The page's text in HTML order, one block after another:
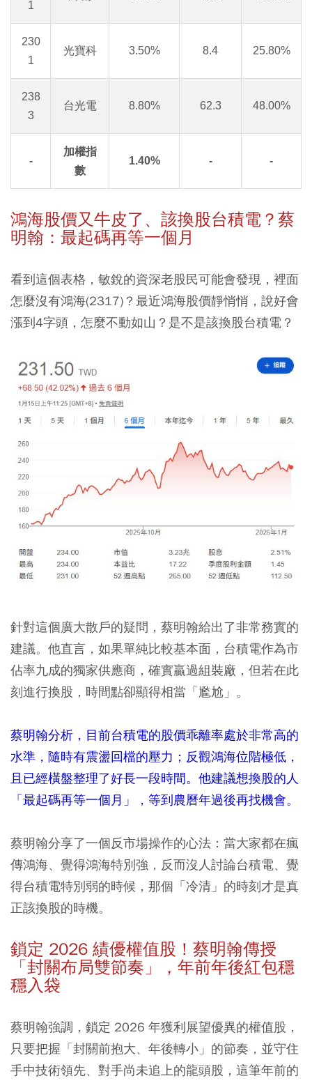
1
230
1
光寶科 3.50% 8.4 25.80%
238
3
台光電 8.80% 62.3 48.00%
-
加權指
數
1.40% - -
鴻海股價又牛皮了、該換股台積電？蔡
明翰：最起碼再等一個月
看到這個表格，敏銳的資深老股民可能會發現，裡面
怎麼沒有鴻海(2317)？最近鴻海股價靜悄悄，說好會
漲到4字頭，怎麼不動如山？是不是該換股台積電？
針對這個廣大散戶的疑問，蔡明翰給出了非常務實的
建議。他直言，如果單純比較基本面，台積電作為市
佔率九成的獨家供應商，確實贏過組裝廠，但若在此
刻進行換股，時間點卻顯得相當「尷尬」。
蔡明翰分析，目前台積電的股價乖離率處於非常高的
水準，隨時有震盪回檔的壓力；反觀鴻海位階極低，
且已經橫盤整理了好長一段時間。他建議想換股的人
「最起碼再等一個月」，等到農曆年過後再找機會。
蔡明翰分享了一個反市場操作的心法：當大家都在瘋
傳鴻海、覺得鴻海特別強，反而沒人討論台積電、覺
得台積電特別弱的時候，那個「冷清」的時刻才是真
正該換股的時機。
鎖定 2026 績優權值股！蔡明翰傳授
「封關布局雙節奏」，年前年後紅包穩
穩入袋
蔡明翰強調，鎖定 2026 年獲利展望優異的權值股，
只要把握「封關前抱大、年後轉小」的節奏，並守住
手中技術領先、對手尚未追上的龍頭股，這筆年前的